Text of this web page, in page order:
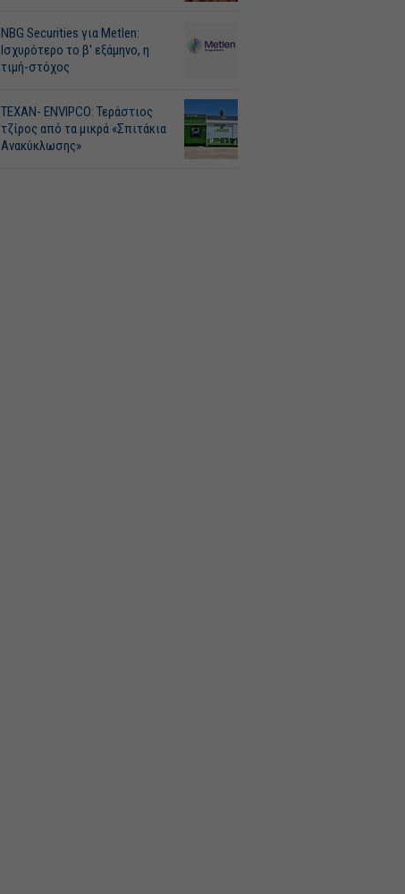
NBG Securities για Metlen:
Ισχυρότερο το β' εξάμηνο, η
τιμή-στόχος
ΤΕΧΑΝ- ENVIPCO: Τεράστιος
τζίρος από τα μικρά «Σπιτάκια
Ανακύκλωσης»